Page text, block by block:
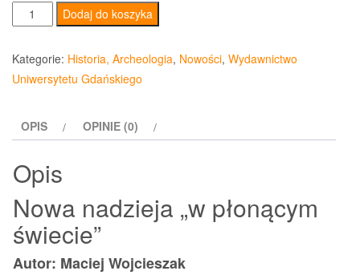
ilość
Nowa
nadzieja
„w
płonącym
Dodaj do koszyka
Kategorie: Historia, Archeologia, Nowości, Wydawnictwo
Uniwersytetu Gdańskiego
OPIS OPINIE (0)
Opis
Nowa nadzieja „w płonącym
świecie”
Autor: Maciej Wojcieszak